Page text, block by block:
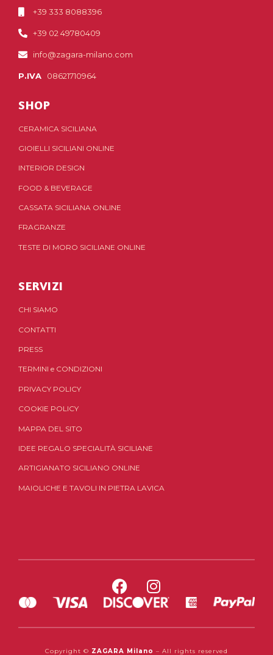
+39 333 8088396
+39 02 49780409
info@zagara-milano.com
P.IVA 08621710964
SHOP
CERAMICA SICILIANA
GIOIELLI SICILIANI ONLINE
INTERIOR DESIGN
FOOD & BEVERAGE
CASSATA SICILIANA ONLINE
FRAGRANZE
TESTE DI MORO SICILIANE ONLINE
SERVIZI
CHI SIAMO
CONTATTI
PRESS
TERMINI e CONDIZIONI
PRIVACY POLICY
COOKIE POLICY
MAPPA DEL SITO
IDEE REGALO SPECIALITÀ SICILIANE
ARTIGIANATO SICILIANO ONLINE
MAIOLICHE E TAVOLI IN PIETRA LAVICA
Copyright © ZAGARA Milano – All rights reserved